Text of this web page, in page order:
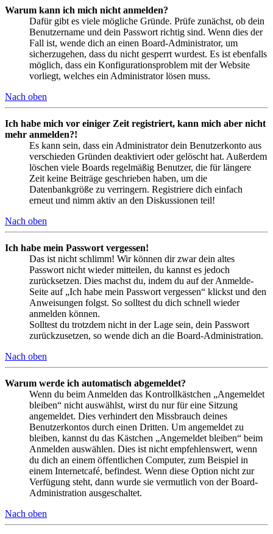
Warum kann ich mich nicht anmelden?
Dafür gibt es viele mögliche Gründe. Prüfe zunächst, ob dein
Benutzername und dein Passwort richtig sind. Wenn dies der
Fall ist, wende dich an einen Board-Administrator, um
sicherzugehen, dass du nicht gesperrt wurdest. Es ist ebenfalls
möglich, dass ein Konfigurationsproblem mit der Website
vorliegt, welches ein Administrator lösen muss.
Nach oben
Ich habe mich vor einiger Zeit registriert, kann mich aber nicht
mehr anmelden?!
Es kann sein, dass ein Administrator dein Benutzerkonto aus
verschieden Gründen deaktiviert oder gelöscht hat. Außerdem
löschen viele Boards regelmäßig Benutzer, die für längere
Zeit keine Beiträge geschrieben haben, um die
Datenbankgröße zu verringern. Registriere dich einfach
erneut und nimm aktiv an den Diskussionen teil!
Nach oben
Ich habe mein Passwort vergessen!
Das ist nicht schlimm! Wir können dir zwar dein altes
Passwort nicht wieder mitteilen, du kannst es jedoch
zurücksetzen. Dies machst du, indem du auf der Anmelde-
Seite auf „Ich habe mein Passwort vergessen“ klickst und den
Anweisungen folgst. So solltest du dich schnell wieder
anmelden können.
Solltest du trotzdem nicht in der Lage sein, dein Passwort
zurückzusetzen, so wende dich an die Board-Administration.
Nach oben
Warum werde ich automatisch abgemeldet?
Wenn du beim Anmelden das Kontrollkästchen „Angemeldet
bleiben“ nicht auswählst, wirst du nur für eine Sitzung
angemeldet. Dies verhindert den Missbrauch deines
Benutzerkontos durch einen Dritten. Um angemeldet zu
bleiben, kannst du das Kästchen „Angemeldet bleiben“ beim
Anmelden auswählen. Dies ist nicht empfehlenswert, wenn
du dich an einem öffentlichen Computer, zum Beispiel in
einem Internetcafé, befindest. Wenn diese Option nicht zur
Verfügung steht, dann wurde sie vermutlich von der Board-
Administration ausgeschaltet.
Nach oben